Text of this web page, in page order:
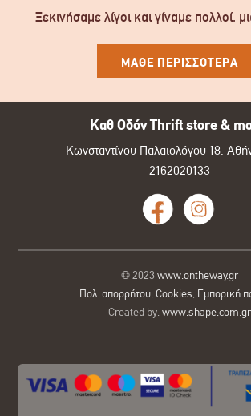
Ξεκινήσαμε λίγοι και γίναμε πολλοί,
ΜΑΘΕ ΠΕΡΙΣΣΟΤΕΡΑ
Καθ Οδόν Thrift store &
Κωνσταντίνου Παλαιολόγου 18,
2162020133
© 2023 www.ontheway.gr
Πολ. απορρήτου,Cookies, Εμπορική
Created by:www.shape.com.gr